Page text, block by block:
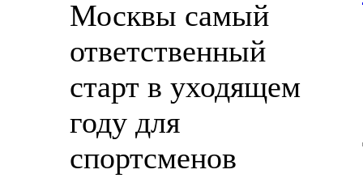
Москвы самый
ответственный
старт в уходящем
году для
спортсменов